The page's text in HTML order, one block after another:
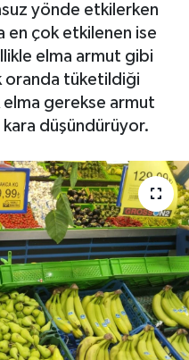
yönde etkilerken
en çok etkilenen ise
elma armut gibi
oranda tüketildiği
gerekse armut
kara düşündürüyor.